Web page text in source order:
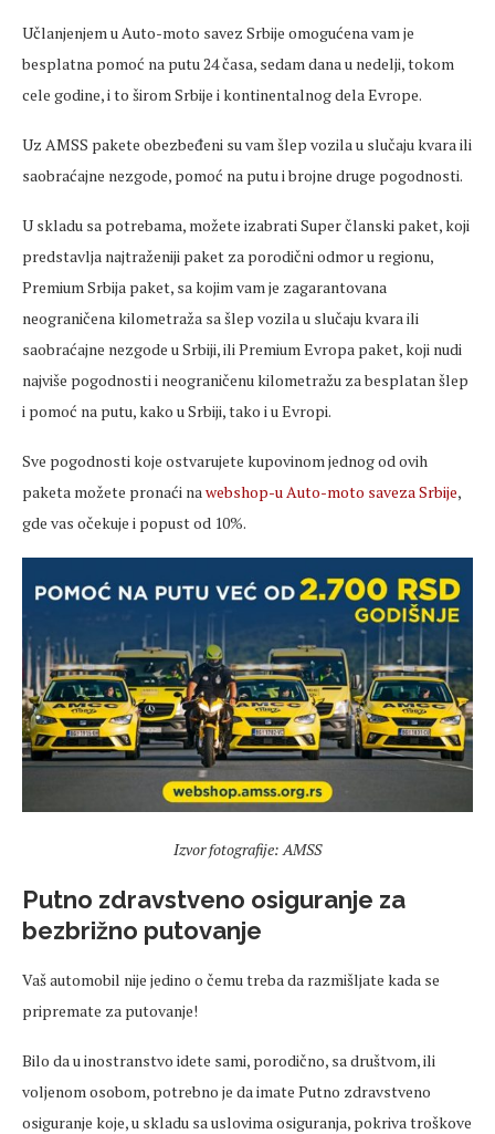
Učlanjenjem u Auto-moto savez Srbije omogućena vam je
besplatna pomoć na putu 24 časa, sedam dana u nedelji, tokom
cele godine, i to širom Srbije i kontinentalnog dela Evrope.
Uz AMSS pakete obezbeđeni su vam šlep vozila u slučaju kvara ili
saobraćajne nezgode, pomoć na putu i brojne druge pogodnosti.
U skladu sa potrebama, možete izabrati Super članski paket, koji
predstavlja najtraženiji paket za porodični odmor u regionu,
Premium Srbija paket, sa kojim vam je zagarantovana
neograničena kilometraža sa šlep vozila u slučaju kvara ili
saobraćajne nezgode u Srbiji, ili Premium Evropa paket, koji nudi
najviše pogodnosti i neograničenu kilometražu za besplatan šlep
i pomoć na putu, kako u Srbiji, tako i u Evropi.
Sve pogodnosti koje ostvarujete kupovinom jednog od ovih
paketa možete pronaći nawebshop-u Auto-moto saveza Srbije,
gde vas očekuje i popust od 10%.
Izvor fotografije: AMSS
Putno zdravstveno osiguranje za
bezbrižno putovanje
Vaš automobil nije jedino o čemu treba da razmišljate kada se
pripremate za putovanje!
Bilo da u inostranstvo idete sami, porodično, sa društvom, ili
voljenom osobom, potrebno je da imate Putno zdravstveno
osiguranje koje, u skladu sa uslovima osiguranja, pokriva troškove